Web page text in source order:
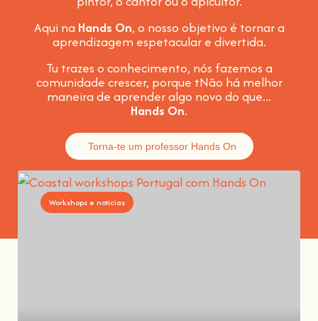
Aqui na Hands On, o nosso objetivo é tornar a
aprendizagem espetacular e divertida.
Tu trazes o conhecimento, nós fazemos a
comunidade crescer, porque tNão há melhor
maneira de aprender algo novo do que...
Hands On.
Torna-te um professor Hands On
Workshops e notícias